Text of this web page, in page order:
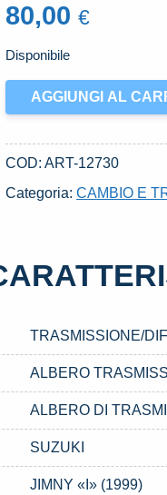
80,00€
Disponibile
ALBERO
TRASMISSIONE
DAL
SUZUKI
(1999)
AGGIUNGI AL
COD:ART-12730
Categoria:CAMBIO E
TRASMISSIONE/
ALBERO
ALBERO DI
SUZUKI
JIMNY «I» (1999)